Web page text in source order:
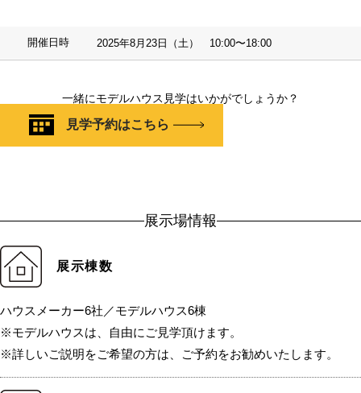
開催日時 2025年8月23日（土） 10:00〜18:00
一緒にモデルハウス見学はいかがでしょうか？
見学予約はこちら
展示場情報
展示棟数
ハウスメーカー6社／モデルハウス6棟
※モデルハウスは、自由にご見学頂けます。
※詳しいご説明をご希望の方は、ご予約をお勧めいたします。